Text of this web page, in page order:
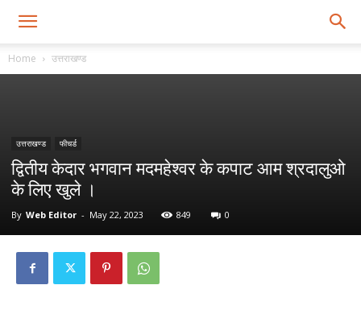
Home उत्तराखण्ड
उत्तराखण्ड फीचर्ड
द्वितीय केदार भगवान मदमहेश्वर के कपाट आम श्रदालुओ
के लिए खुले ।
By Web Editor - May 22, 2023 849 0